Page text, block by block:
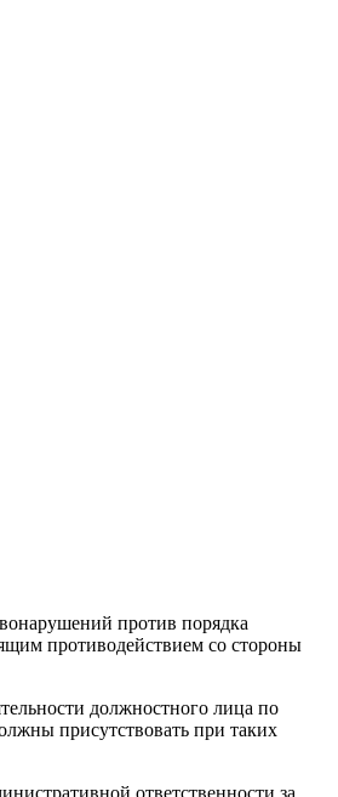
против порядка
противодействием со стороны
должностного лица по
присутствовать при таких